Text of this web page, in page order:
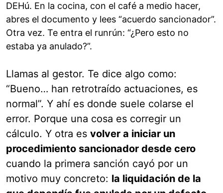
DEHú. En la cocina, con el café a medio hacer,
abres el documento y lees “acuerdo sancionador”.
Otra vez. Te entra el runrún: “¿Pero esto no
estaba ya anulado?”.
Llamas al gestor. Te dice algo como:
“Bueno… han retrotraído actuaciones, es
normal”. Y ahí es donde suele colarse el
error. Porque una cosa es corregir un
cálculo. Y otra es volver a iniciar un
procedimiento sancionador desde cero
cuando la primera sanción cayó por un
motivo muy concreto: la liquidación de la